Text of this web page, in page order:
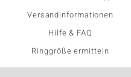
Versandinformationen
Hilfe & FAQ
Ringgröße ermitteln